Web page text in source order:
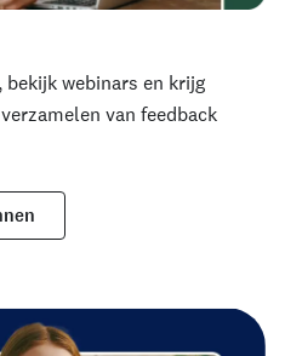
webinars en krijg
van feedback